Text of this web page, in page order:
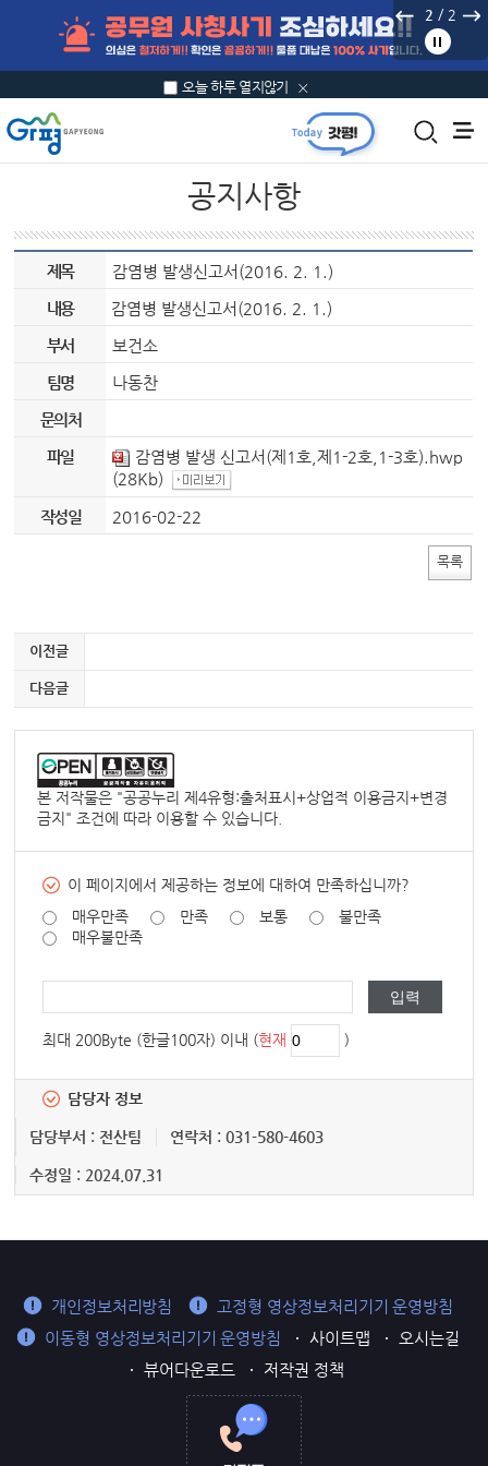
2 / 2
오늘 하루 열지않기
공지사항
제목
감염병 발생신고서(2016. 2. 1.)
내용
감염병 발생신고서(2016. 2. 1.)
부서
보건소
팀명
나동찬
문의처
파일
감염병 발생 신고서(제1호,제1-2호,1-3호).hwp
(28Kb)
작성일 2016-02-22
목록
이전글
다음글
본 저작물은 "공공누리 제4유형:출처표시+상업적 이용금지+변경
금지 " 조건에 따라 이용할 수 있습니다.
이 페이지에서 제공하는 정보에 대하여 만족하십니까?
매우만족
만족 보통
불만족
매우불만족
최대 200Byte (한글100자) 이내 (현재 )
담당자 정보
담당부서 : 전산팀 연락처 : 031-580-4603
수정일 : 2024.07.31
개인정보처리방침
고정형 영상정보처리기기 운영방침
이동형 영상정보처리기기 운영방침
사이트맵
오시는길
뷰어다운로드
저작권 정책